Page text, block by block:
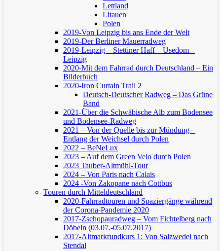
Lettland
Litauen
Polen
2019-Von Leipzig bis ans Ende der Welt
2019-Der Berliner Mauerradweg
2019-Leipzig – Stettiner Haff – Usedom –
Leipzig
2020-Mit dem Fahrrad durch Deutschland – Ein
Bilderbuch
2020-Iron Curtain Trail 2
Deutsch-Deutscher Radweg – Das Grüne
Band
2021-Über die Schwäbische Alb zum Bodensee
und Bodensee-Radweg
2021 – Von der Quelle bis zur Mündung –
Entlang der Weichsel durch Polen
2022 – BeNeLux
2023 – Auf dem Green Velo durch Polen
2023 Tauber-Altmühl-Tour
2024 – Von Paris nach Calais
2024 -Von Zakopane nach Cottbus
Touren durch Mitteldeutschland
2020-Fahrradtouren und Spaziergänge während
der Corona-Pandemie 2020
2017-Zschopauradweg – Vom Fichtelberg nach
Döbeln (03.07.-05.07.2017)
2017-Altmarkrundkurs 1: Von Salzwedel nach
Stendal